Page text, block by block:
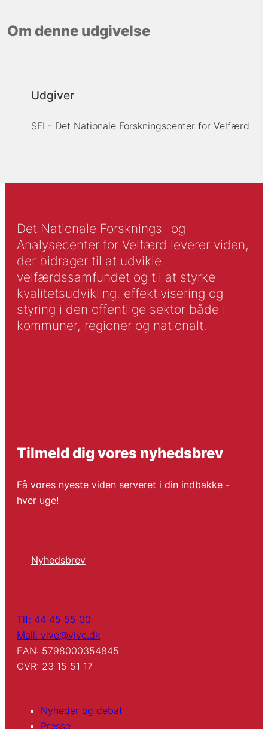
Om denne udgivelse
Udgiver
SFI - Det Nationale Forskningscenter for Velfærd
Det Nationale Forsknings- og
Analysecenter for Velfærd leverer viden,
der bidrager til at udvikle
velfærdssamfundet og til at styrke
kvalitetsudvikling, effektivisering og
styring i den offentlige sektor både i
kommuner, regioner og nationalt.
Tilmeld dig vores nyhedsbrev
Få vores nyeste viden serveret i din indbakke -
hver uge!
Nyhedsbrev
Tlf: 44 45 55 00
Mail: vive@vive.dk
EAN: 5798000354845
CVR: 23 15 51 17
Nyheder og debat
Presse